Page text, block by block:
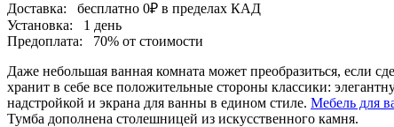
Доставка:
бесплатно 0₽ в пределах КАД
Установка:
1 день
Предоплата:
70% от стоимости
Даже небольшая ванная комната может преобразиться, если
хранит в себе все положительные стороны классики:
надстройкой и экрана для ванны в едином стиле. Мебель для
Тумба дополнена столешницей из искусственного камня.